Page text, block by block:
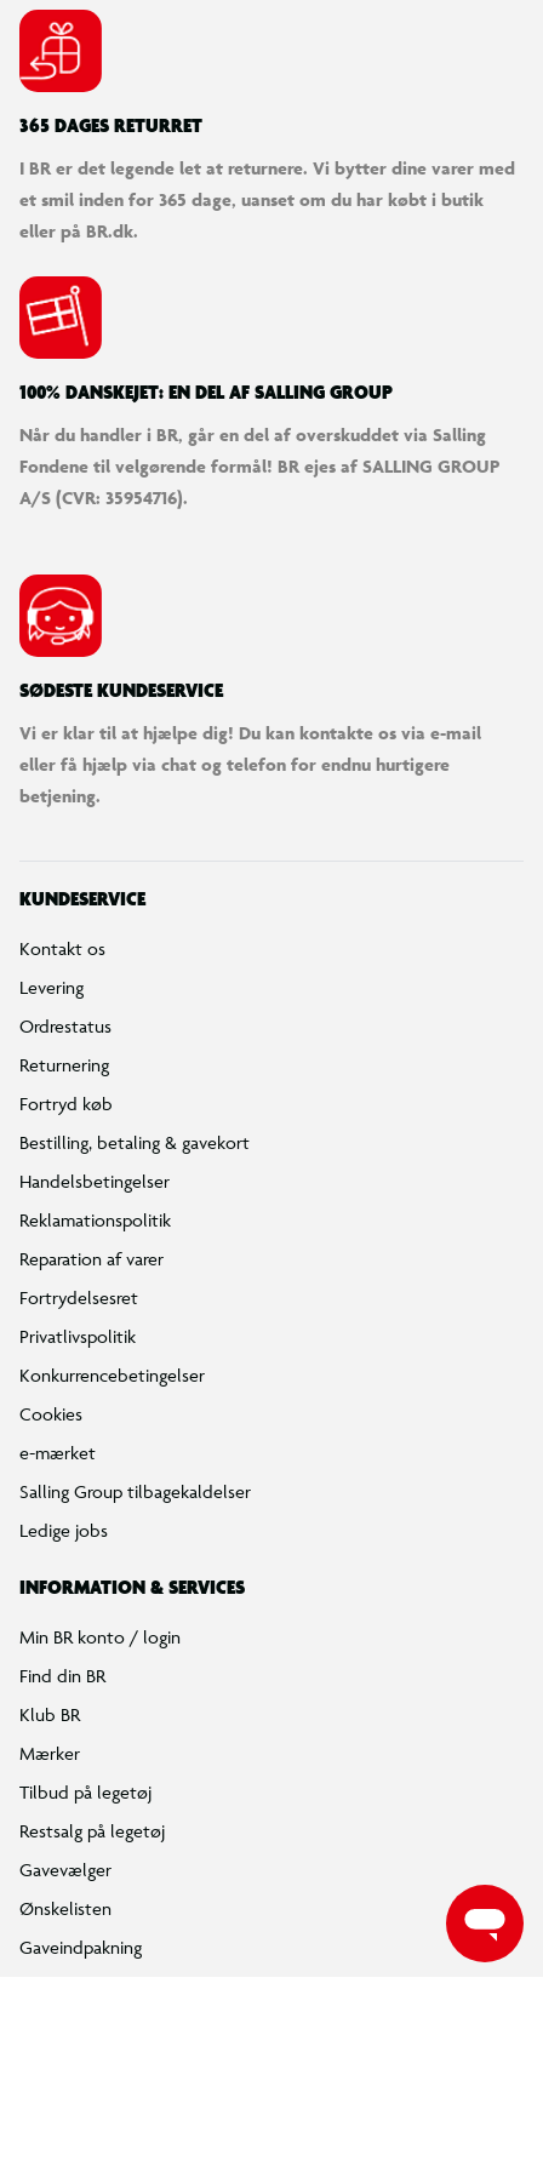
Ninja-eventyr
2-i-1-actionfigur
Omdan det 4-benede dragelegetøj til en mech-figur, der står på
Mech-sæt
Drage-mech-legetøjet har alt, hvad børn skal bruge til at
udspille eventyr.
Fuldt bevægelig legetøjsdrage
Den 4-benede drage har bevægelige kropsdele, bl.a. hoved,
ben, arme og vinger, og er bevæbnet med en hale, der kan
365 DAGES RETURRET
I BR er det legende let at returnere. Vi bytter dine varer med
et smil inden for 365 dage, uanset om du har købt i butik
eller på BR.dk.
100% DANSKEJET: EN DEL AF SALLING GROUP
Når du handler i BR, går en del af overskuddet via Salling
Fondene til velgørende formål! BR ejes af SALLING GROUP
A/S (CVR: 35954716).
SØDESTE KUNDESERVICE
Vi er klar til at hjælpe dig! Du kan kontakte os via e-mail
eller få hjælp via chat og telefon for endnu hurtigere
betjening.
KUNDESERVICE
Kontakt os
Levering
Ordrestatus
Returnering
Fortryd køb
Bestilling, betaling & gavekort
Handelsbetingelser
Reklamationspolitik
Reparation af varer
Fortrydelsesret
Privatlivspolitik
Konkurrencebetingelser
Cookies
e-mærket
Salling Group tilbagekaldelser
Ledige jobs
INFORMATION & SERVICES
Min BR konto / login
Find din BR
Klub BR
Mærker
Tilbud på legetøj
Restsalg på legetøj
Gavevælger
Ønskelisten
Gaveindpakning